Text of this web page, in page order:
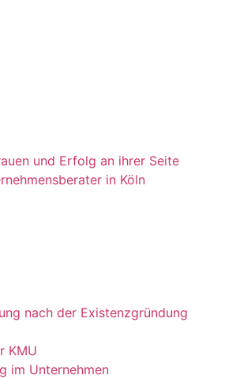
und Erfolg an ihrer Seite
in Köln
nach der Existenzgründung
KMU
im Unternehmen